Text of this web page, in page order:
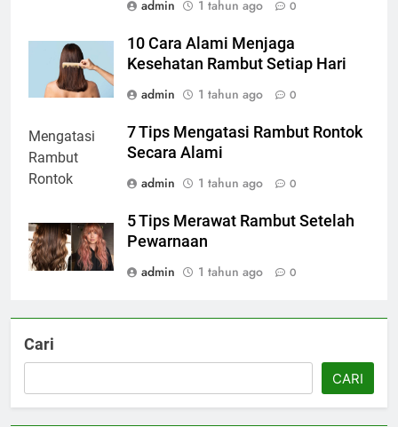
admin
1 tahun ago 0
10 Cara Alami Menjaga
Kesehatan Rambut Setiap Hari
admin
1 tahun ago 0
7 Tips Mengatasi Rambut Rontok
Secara Alami
admin
1 tahun ago 0
5 Tips Merawat Rambut Setelah
Pewarnaan
admin
1 tahun ago 0
Cari
CARI